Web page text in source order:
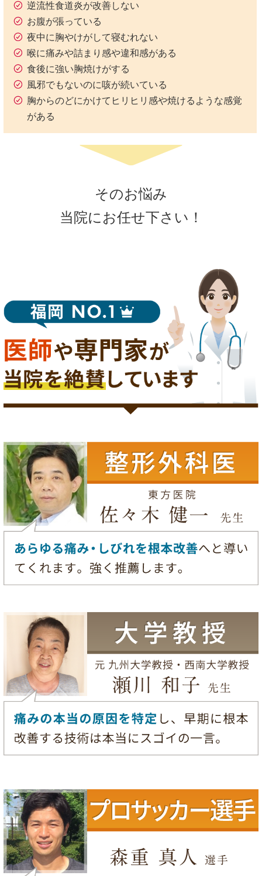
逆流性食道炎が改善しない
お腹が張っている
夜中に胸やけがして寝むれない
喉に痛みや詰まり感や違和感がある
食後に強い胸焼けがする
風邪でもないのに咳が続いている
胸からのどにかけてヒリヒリ感や焼けるような感覚
がある
そのお悩み
当院にお任せ下さい！